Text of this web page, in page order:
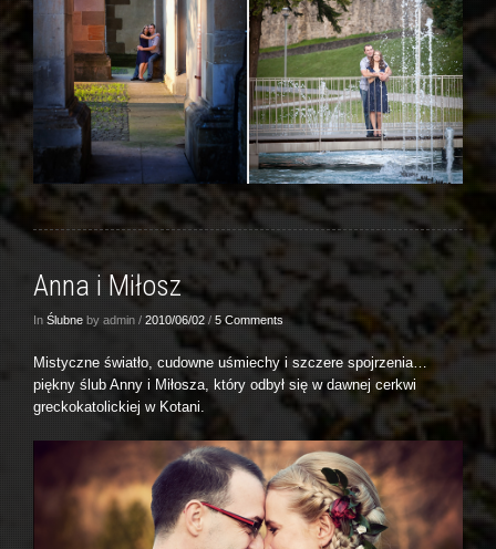
Anna i Miłosz
In Ślubne by admin / 2010/06/02 / 5 Comments
Mistyczne światło, cudowne uśmiechy i szczere spojrzenia…
piękny ślub Anny i Miłosza, który odbył się w dawnej cerkwi
greckokatolickiej w Kotani.